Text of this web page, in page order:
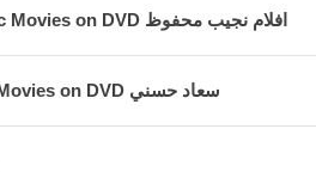
Naguib Mahfouz: Arabic Movies on DVD افلام نجيب محفوظ
Soad Hosny: Egyptian Movies on DVD سعاد حسني